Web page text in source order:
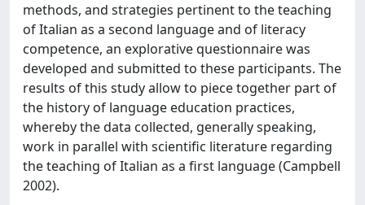
methods, and strategies pertinent to the teaching
of Italian as a second language and of literacy
competence, an explorative questionnaire was
developed and submitted to these participants. The
results of this study allow to piece together part of
the history of language education practices,
whereby the data collected, generally speaking,
work in parallel with scientific literature regarding
the teaching of Italian as a first language (Campbell
2002).